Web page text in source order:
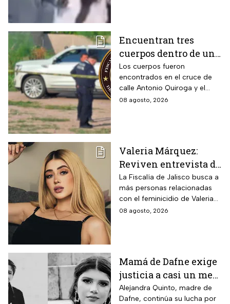
Encuentran tres
cuerpos dentro de una
camioneta de lujo en
Hermosillo;
investigan posible
riña
Los cuerpos fueron
encontrados en el cruce de
calle Antonio Quiroga y el
Boulevard Camino del Serie
08 agosto, 2026
Valeria Márquez:
Reviven entrevista de
Vivian de la torre en
donde se deslindó del
feminicidio de su
amiga
La Fiscalía de Jalisco busca a
más personas relacionadas
con el feminicidio de Valeria
Márquez, mientras vuelve a
08 agosto, 2026
Mamá de Dafne exige
justicia a casi un mes
de la muerte de su hija
Alejandra Quinto, madre de
Dafne, continúa su lucha por